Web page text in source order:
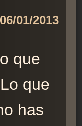
06/01/2013
que
que
has